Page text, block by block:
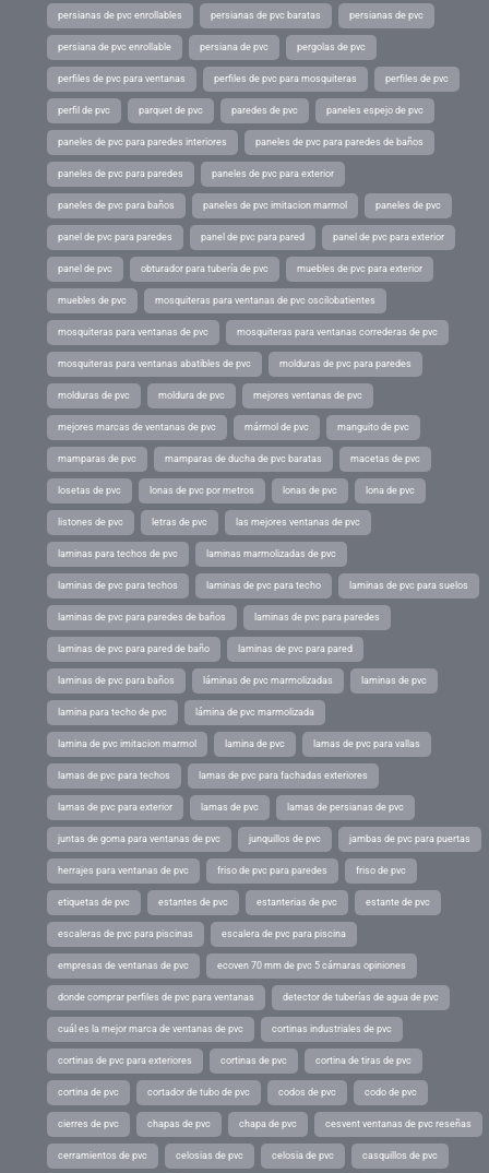
persianas de pvc enrollables persianas de pvc baratas persianas de pvc
persiana de pvc enrollable persiana de pvc pergolas de pvc
perfiles de pvc para ventanas perfiles de pvc para mosquiteras perfiles de pvc
perfil de pvc parquet de pvc paredes de pvc paneles espejo de pvc
paneles de pvc para paredes interiores paneles de pvc para paredes de baños
paneles de pvc para paredes paneles de pvc para exterior
paneles de pvc para baños paneles de pvc imitacion marmol paneles de pvc
panel de pvc para paredes panel de pvc para pared panel de pvc para exterior
panel de pvc obturador para tubería de pvc muebles de pvc para exterior
muebles de pvc mosquiteras para ventanas de pvc oscilobatientes
mosquiteras para ventanas de pvc mosquiteras para ventanas correderas de pvc
mosquiteras para ventanas abatibles de pvc molduras de pvc para paredes
molduras de pvc moldura de pvc mejores ventanas de pvc
mejores marcas de ventanas de pvc mármol de pvc manguito de pvc
mamparas de pvc mamparas de ducha de pvc baratas macetas de pvc
losetas de pvc lonas de pvc por metros lonas de pvc lona de pvc
listones de pvc letras de pvc las mejores ventanas de pvc
laminas para techos de pvc laminas marmolizadas de pvc
laminas de pvc para techos laminas de pvc para techo laminas de pvc para suelos
laminas de pvc para paredes de baños laminas de pvc para paredes
laminas de pvc para pared de baño laminas de pvc para pared
laminas de pvc para baños láminas de pvc marmolizadas laminas de pvc
lamina para techo de pvc lámina de pvc marmolizada
lamina de pvc imitacion marmol lamina de pvc lamas de pvc para vallas
lamas de pvc para techos lamas de pvc para fachadas exteriores
lamas de pvc para exterior lamas de pvc lamas de persianas de pvc
juntas de goma para ventanas de pvc junquillos de pvc jambas de pvc para puertas
herrajes para ventanas de pvc friso de pvc para paredes friso de pvc
etiquetas de pvc estantes de pvc estanterias de pvc estante de pvc
escaleras de pvc para piscinas escalera de pvc para piscina
empresas de ventanas de pvc ecoven 70 mm de pvc 5 cámaras opiniones
donde comprar perfiles de pvc para ventanas detector de tuberías de agua de pvc
cuál es la mejor marca de ventanas de pvc cortinas industriales de pvc
cortinas de pvc para exteriores cortinas de pvc cortina de tiras de pvc
cortina de pvc cortador de tubo de pvc codos de pvc codo de pvc
cierres de pvc chapas de pvc chapa de pvc cesvent ventanas de pvc reseñas
cerramientos de pvc celosias de pvc celosia de pvc casquillos de pvc